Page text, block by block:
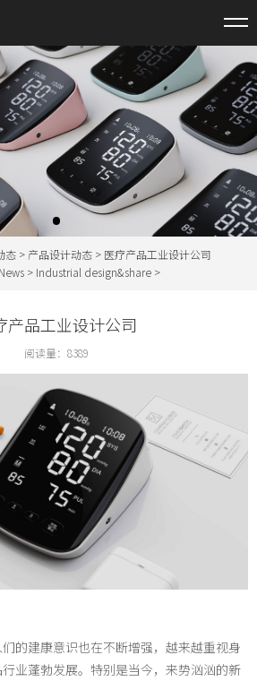
态 > 产品设计动态 > 医疗产品工业设计公司
News > Industrial design&share >
产品工业设计公司
阅读量： 8389
的建康意识也在不断增强，越来越重视身
业蓬勃发展。特别是当今，来势汹汹的新